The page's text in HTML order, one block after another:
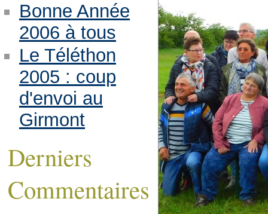
Bonne Année
2006 à tous
Le Téléthon
2005 : coup
d'envoi au
Girmont
Derniers
Commentaires